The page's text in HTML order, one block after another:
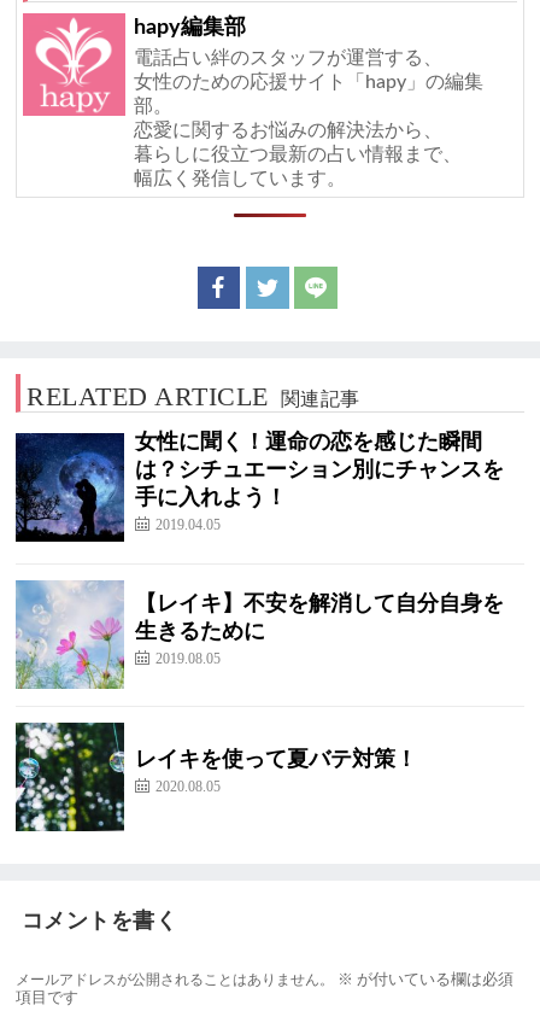
hapy編集部
電話占い絆のスタッフが運営する、
女性のための応援サイト「hapy」の編集
部。
恋愛に関するお悩みの解決法から、
暮らしに役立つ最新の占い情報まで、
幅広く発信しています。
RELATED ARTICLE 関連記事
女性に聞く！運命の恋を感じた瞬間
は？シチュエーション別にチャンスを
手に入れよう！
2019.04.05
【レイキ】不安を解消して自分自身を
生きるために
2019.08.05
レイキを使って夏バテ対策！
2020.08.05
コメントを書く
メールアドレスが公開されることはありません。 ※ が付いている欄は必須
項目です